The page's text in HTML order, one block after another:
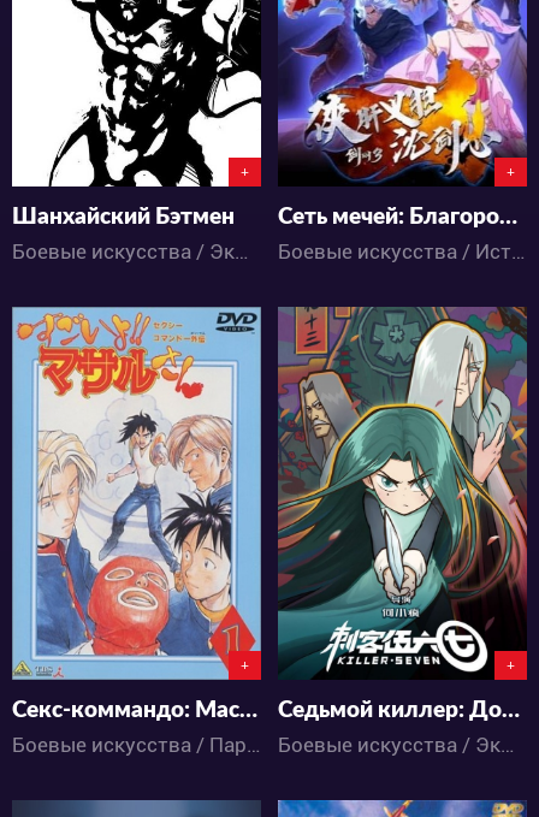
1 5
+
Шанхайский Бэтмен
Боевые искусства / Экшен / Аниме
2 4
+
Сеть мечей: Благородная рыцарская душа
Боевые искусства / Исторический / Экшен / Комедия / Приключения / Аниме
5923
0 3
+
Секс-коммандо: Масару - это круто!
Боевые искусства / Пародия / Комедия / Сёнэн / Школа / Аниме
12596
12
+
Седьмой киллер: Дополнительная история
Боевые искусства / Экшен / Детектив / Драма / Комедия / Романтика / Аниме